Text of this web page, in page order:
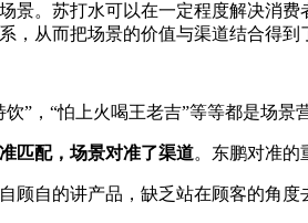
景。苏打水可以在一定程度解决消
从而把场景的价值与渠道结合得到
”，“怕上火喝王老吉”等等都是场景
匹配，场景对准了渠道。东鹏对准的
自的讲产品，缺乏站在顾客的角度